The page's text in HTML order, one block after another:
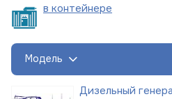
в контейнере
Модель
Дизельный